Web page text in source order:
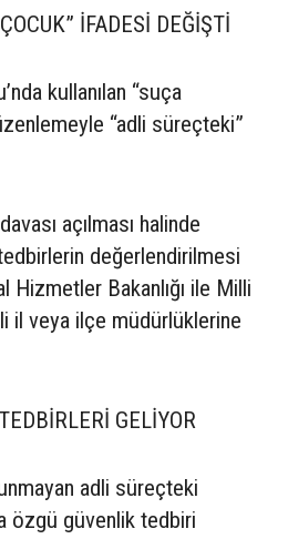
İFADESİ DEĞİŞTİ
kullanılan “suça
“adli süreçteki”
açılması halinde
değerlendirilmesi
Hizmetler Bakanlığı ile Milli
il veya ilçe müdürlüklerine
GELİYOR
adli süreçteki
özgü güvenlik tedbiri